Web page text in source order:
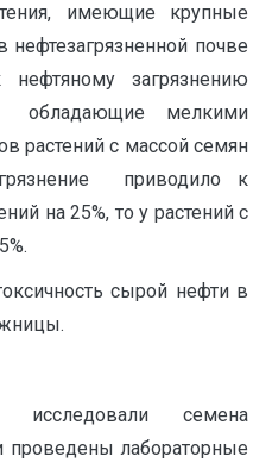
имеющие крупные
нефтезагрязненной почве
загрязнению
обладающие мелкими
растений с массой семян
приводило к
на 25%, то у растений с
сырой нефти в
семена
лабораторные